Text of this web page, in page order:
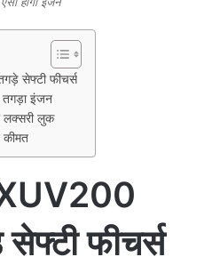
सेफ्टी फीचर्स
इंजन
लक्सरी लुक
फीचर्स